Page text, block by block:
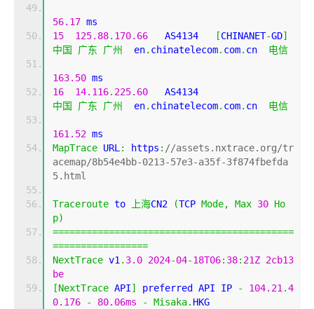
56.17 ms
15
125.88. 170.66
   AS4134
[CHINANET-GD]
中国
广东 广州
  en
. chinatelecom. com. cn 电信
163.50 ms
16
14.116. 225.60
中国
广东 广州
  en
. chinatelecom. com. cn 电信
161.52 ms
MapTrace URL : https : //assets.nxtrace.org/tr
acemap/8b54e4bb-0213-57e3-a35f-3f874fbefda
5.html
Traceroute to 上海CN2 (TCP Mode, Max 30 Ho
p)
===========================================
=================
NextTrace v1 . 3.0 2024-04-18T06: 38: 21Z 2cb13
be
[NextTrace API] preferred API IP - 104.21 .4
0.176
- 80.06ms - Misaka. HKG